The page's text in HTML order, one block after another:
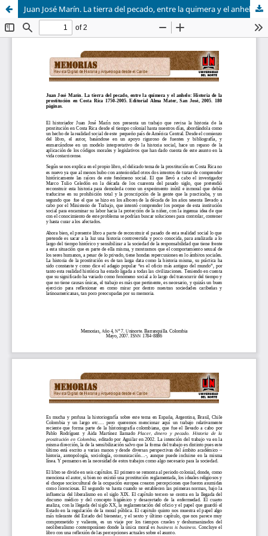
Juan José Marín. La tierra del pecado, entre la quimera y el anhelo: Historia de la prostitución en Costa Rica 1750-2005. Editorial Alma Mater, San José, 2005. 180 páginas.